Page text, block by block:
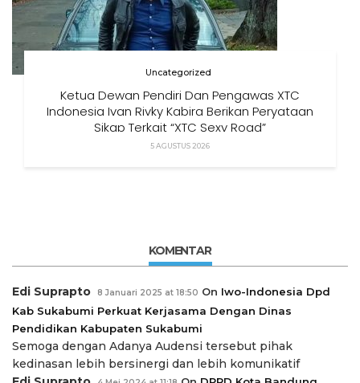
Uncategorized
Ketua Dewan Pendiri Dan Pengawas XTC
Indonesia Ivan Rivky Kabira Berikan Peryataan
Sikap Terkait “XTC Sexy Road”
5 AGUSTUS 2026
KOMENTAR
Edi Suprapto 8 Januari 2025 at 18:50 On Iwo-Indonesia Dpd
Kab Sukabumi Perkuat Kerjasama Dengan Dinas
Pendidikan Kabupaten Sukabumi
Semoga dengan Adanya Audensi tersebut pihak
kedinasan lebih bersinergi dan lebih komunikatif